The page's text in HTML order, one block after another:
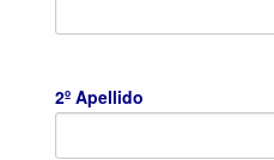
2º Apellido